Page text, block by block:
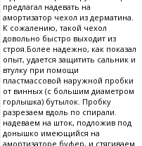
предлагал надевать на
амортизатор чехол из дерматина.
К сожалению, такой чехол
довольно быстро выходит из
строя.Более надежно, как показал
опыт, удается защитить сальник и
втулку при помощи
пластмассовой наружной пробки
от винных (с большим диаметром
горлышка) бутылок. Пробку
разрезаем вдоль по спирали.
надеваем на шток, подложив под
донышко имеющийся на
амортизаторе буфер, и стягиваем